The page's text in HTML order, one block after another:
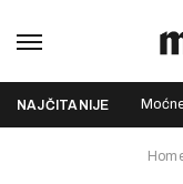
NAJČITANIJE